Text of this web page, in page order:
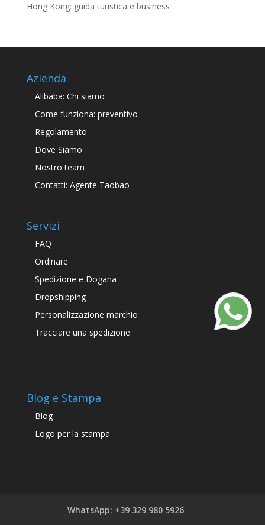
Hong Kong: guida turistica e business
Azienda
Alibaba: Chi siamo
Come funziona: preventivo
Regolamento
Dove Siamo
Nostro team
Contatti: Agente Taobao
Servizi
FAQ
Ordinare
Spedizione e Dogana
Dropshipping
Personalizzazione marchio
Tracciare una spedizione
Blog e Stampa
Blog
Logo per la stampa
WhatsApp: +39 329 980 5926